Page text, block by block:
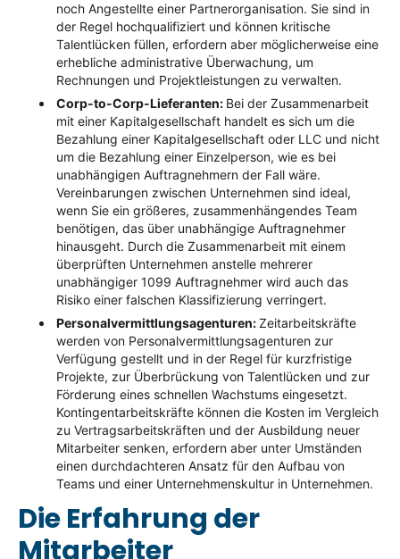
noch Angestellte einer Partnerorganisation. Sie sind in
der Regel hochqualifiziert und können kritische
Talentlücken füllen, erfordern aber möglicherweise eine
erhebliche administrative Überwachung, um
Rechnungen und Projektleistungen zu verwalten.
Corp-to-Corp-Lieferanten: Bei der Zusammenarbeit
mit einer Kapitalgesellschaft handelt es sich um die
Bezahlung einer Kapitalgesellschaft oder LLC und nicht
um die Bezahlung einer Einzelperson, wie es bei
unabhängigen Auftragnehmern der Fall wäre.
Vereinbarungen zwischen Unternehmen sind ideal,
wenn Sie ein größeres, zusammenhängendes Team
benötigen, das über unabhängige Auftragnehmer
hinausgeht. Durch die Zusammenarbeit mit einem
überprüften Unternehmen anstelle mehrerer
unabhängiger 1099 Auftragnehmer wird auch das
Risiko einer falschen Klassifizierung verringert.
Personalvermittlungsagenturen:Zeitarbeitskräfte
werden von Personalvermittlungsagenturen zur
Verfügung gestellt und in der Regel für kurzfristige
Projekte, zur Überbrückung von Talentlücken und zur
Förderung eines schnellen Wachstums eingesetzt.
Kontingentarbeitskräfte können die Kosten im Vergleich
zu Vertragsarbeitskräften und der Ausbildung neuer
Mitarbeiter senken, erfordern aber unter Umständen
einen durchdachteren Ansatz für den Aufbau von
Teams und einer Unternehmenskultur in Unternehmen.
Die Erfahrung der
Mitarbeiter